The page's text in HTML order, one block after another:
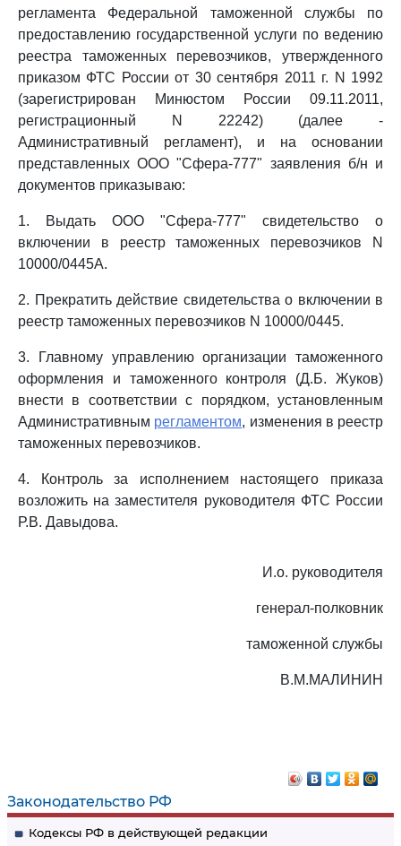
Законодательство РФ
Кодексы РФ в действующей редакции
регламента Федеральной таможенной службы по
предоставлению государственной услуги по ведению
реестра таможенных перевозчиков, утвержденного
приказом ФТС России от 30 сентября 2011 г. N 1992
(зарегистрирован Минюстом России 09.11.2011,
регистрационный N 22242) (далее -
Административный регламент), и на основании
представленных ООО "Сфера-777" заявления б/н и
документов приказываю:
1. Выдать ООО "Сфера-777" свидетельство о
включении в реестр таможенных перевозчиков N
10000/0445А.
2. Прекратить действие свидетельства о включении в
реестр таможенных перевозчиков N 10000/0445.
3. Главному управлению организации таможенного
оформления и таможенного контроля (Д.Б. Жуков)
внести в соответствии с порядком, установленным
Административным регламентом, изменения в реестр
таможенных перевозчиков.
4. Контроль за исполнением настоящего приказа
возложить на заместителя руководителя ФТС России
Р.В. Давыдова.
И.о. руководителя
генерал-полковник
таможенной службы
В.М.МАЛИНИН